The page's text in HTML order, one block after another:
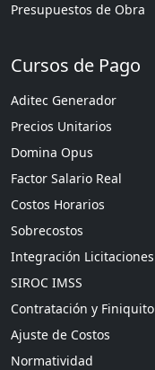
Presupuestos de Obra
Cursos de Pago
Aditec Generador
Precios Unitarios
Domina Opus
Factor Salario Real
Costos Horarios
Sobrecostos
Integración Licitaciones
SIROC IMSS
Contratación y Finiquito
Ajuste de Costos
Normatividad